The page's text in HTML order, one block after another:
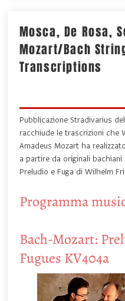
Mosca, De Rosa,
Mozart/Bach
Transcriptions
Pubblicazione Stradivarius
racchiude le trascrizioni che
Amadeus Mozart ha
a partire da originali bachiani
Preludio e Fuga di Wilhelm
Programma
Bach-Mozart:
Fugues KV404a